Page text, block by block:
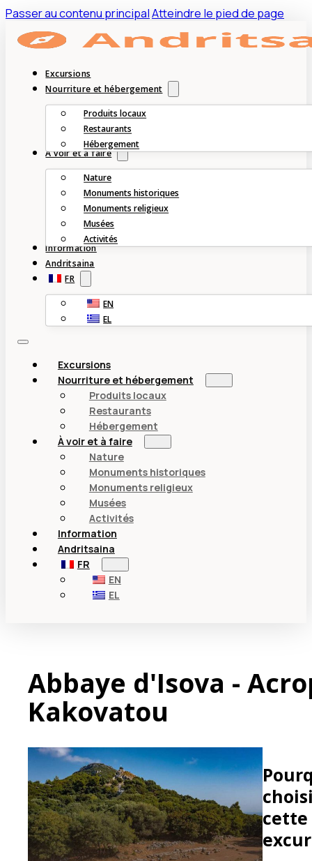
Passer au contenu principalAtteindre le pied de page
Excursions
Nourriture et hébergement
Produits locaux
Restaurants
Hébergement
À voir et à faire
Nature
Monuments historiques
Monuments religieux
Musées
Activités
Information
Andritsaina
FR
EN
EL
Excursions
Nourriture et hébergement
Produits locaux
Restaurants
Hébergement
À voir et à faire
Nature
Monuments historiques
Monuments religieux
Musées
Activités
Information
Andritsaina
FR
EN
EL
Abbaye d'Isova -
Kakovatou
cette